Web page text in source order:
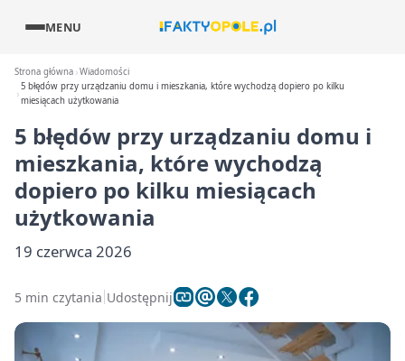
MENU
Strona główna Wiadomości
5 błędów przy urządzaniu domu i mieszkania, które wychodzą dopiero po kilku
miesiącach użytkowania
5 błędów przy urządzaniu domu i
mieszkania, które wychodzą
dopiero po kilku miesiącach
użytkowania
19 czerwca 2026
5 min czytania Udostępnij